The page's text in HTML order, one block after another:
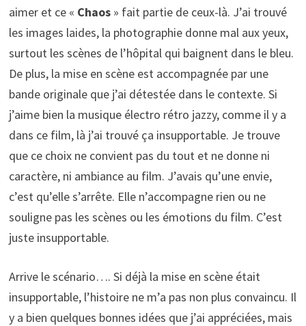
aimer et ce « Chaos» fait partie de ceux-là. J’ai trouvé
les images laides, la photographie donne mal aux yeux,
surtout les scènes de l’hôpital qui baignent dans le bleu.
De plus, la mise en scène est accompagnée par une
bande originale que j’ai détestée dans le contexte. Si
j’aime bien la musique électro rétro jazzy, comme il y a
dans ce film, là j’ai trouvé ça insupportable. Je trouve
que ce choix ne convient pas du tout et ne donne ni
caractère, ni ambiance au film. J’avais qu’une envie,
c’est qu’elle s’arrête. Elle n’accompagne rien ou ne
souligne pas les scènes ou les émotions du film. C’est
juste insupportable.
Arrive le scénario…. Si déjà la mise en scène était
insupportable, l’histoire ne m’a pas non plus convaincu. Il
y a bien quelques bonnes idées que j’ai appréciées, mais